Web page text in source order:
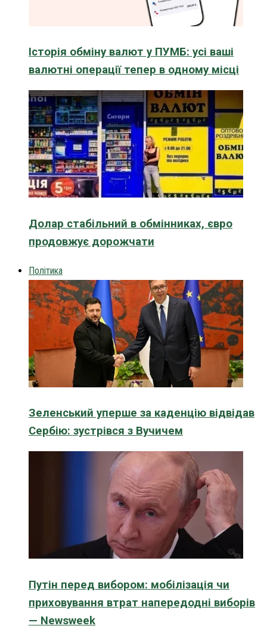
Історія обміну валют у ПУМБ: усі ваші
валютні операції тепер в одному місці
Долар стабільний в обмінниках, євро
продовжує дорожчати
Політика
Зеленський уперше за каденцію відвідав
Сербію: зустрівся з Вучичем
Путін перед вибором: мобілізація чи
приховування втрат напередодні виборів
— Newsweek